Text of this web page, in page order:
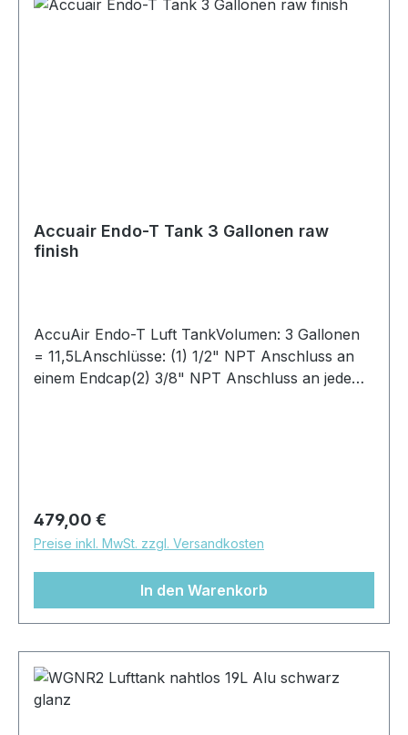
Accuair Endo-T Tank 3 Gallonen raw
finish
AccuAir Endo-T Luft TankVolumen: 3 Gallonen
= 11,5LAnschlüsse: (1) 1/2" NPT Anschluss an
einem Endcap(2) 3/8" NPT Anschluss an jedem
Regulärer Preis:
479,00 €
Preise inkl. MwSt. zzgl. Versandkosten
In den Warenkorb